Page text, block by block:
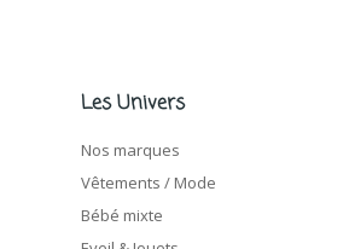
Les Univers
Nos marques
Vêtements / Mode
Bébé mixte